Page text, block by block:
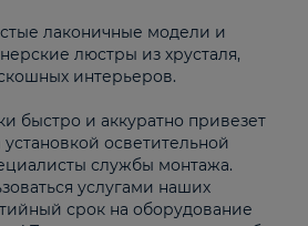
лаконичные модели и
люстры из хрусталя,
интерьеров.
быстро и аккуратно привезет
осветительной
службы монтажа.
услугами наших
срок на оборудование